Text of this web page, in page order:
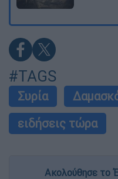
#TAGS
Συρία
ειδήσεις τώρα
Ακολούθησε το